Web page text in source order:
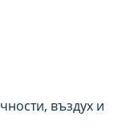
въздух и